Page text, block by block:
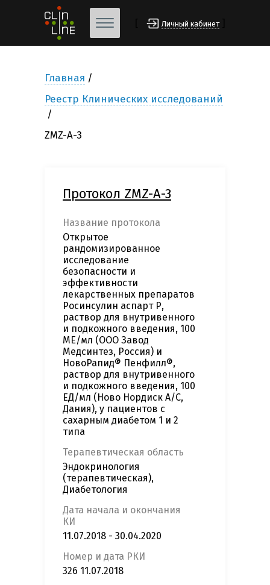
Личный кабинет
Главная
Реестр Клинических исследований
ZMZ-A-3
Протокол ZMZ-A-3
Название протокола
Открытое
рандомизированное
исследование
безопасности и
эффективности
лекарственных препаратов
Росинсулин аспарт Р,
раствор для внутривенного
и подкожного введения, 100
МЕ/мл (ООО Завод
Медсинтез, Россия) и
НовоРапид® Пенфилл®,
раствор для внутривенного
и подкожного введения, 100
ЕД/мл (Ново Нордиск А/С,
Дания), у пациентов с
сахарным диабетом 1 и 2
типа
Терапевтическая область
Эндокринология
(терапевтическая),
Диабетология
Дата начала и окончания
КИ
11.07.2018 - 30.04.2020
Номер и дата РКИ
326 11.07.2018